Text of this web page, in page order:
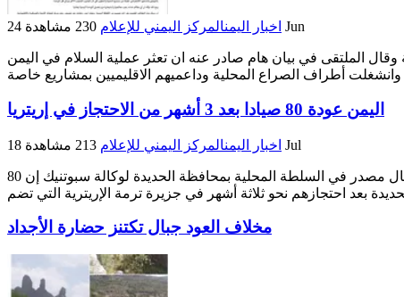
اخبار اليمنالمركز اليمني للإعلام 24 Jun
الملتقى في بيان هام صادر عنه ان تعثر عملية السلام في اليمن
اليمن عودة 80 صيادا بعد 3 أشهر من الاحتجاز في إريتريا
اخبار اليمنالمركز اليمني للإعلام 18 Jul
عاد عشرات الصيادين اليمنيين الاثنين إلى محافظة الحديدة الساحلية على البحر الأحمر غرب اليمن عقب أشهر من احتجازهم في إريتريا وقال مصدر في السلطة المحلية بمحافظة الحديدة لوكالة سبوتنيك إن 80
مخلاف العود جبال تكتنز حضارة الأجداد